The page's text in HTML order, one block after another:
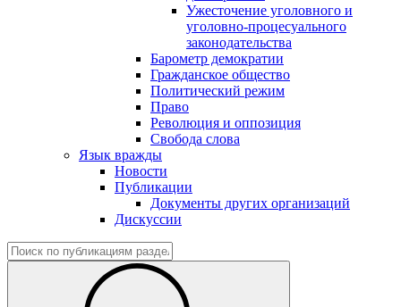
Ужесточение уголовного и
уголовно-процесуального
законодательства
Барометр демократии
Гражданское общество
Политический режим
Право
Революция и оппозиция
Свобода слова
Язык вражды
Новости
Публикации
Документы других организаций
Дискуссии